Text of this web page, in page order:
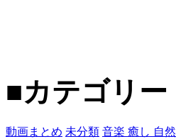
■カテゴリー
動画まとめ 未分類 音楽 癒し 自然